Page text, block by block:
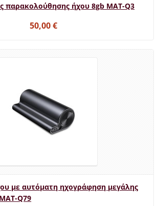
παρακολούθησης ήχου 8gb MAT-Q3
50,00 €
με αυτόματη ηχογράφηση μεγάλης
Q79